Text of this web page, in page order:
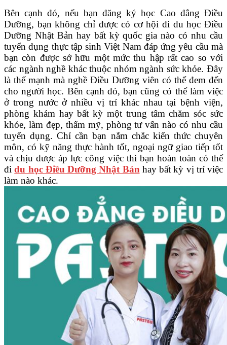
Bên cạnh đó, nếu bạn đăng ký học Cao đẳng Điều
Dưỡng, bạn không chỉ được có cơ hội đi du học Điều
Dưỡng Nhật Bản hay bất kỳ quốc gia nào có nhu cầu
tuyển dụng thực tập sinh Việt Nam đáp ứng yêu cầu mà
bạn còn được sở hữu một mức thu hập rất cao so với
các ngành nghề khác thuộc nhóm ngành sức khỏe. Đây
là thế mạnh mà nghề Điều Dưỡng viên có thể đem đến
cho người học. Bên cạnh đó, bạn cũng có thể làm việc
ở trong nước ở nhiều vị trí khác nhau tại bệnh viện,
phòng khám hay bất kỳ một trung tâm chăm sóc sức
khỏe, làm đẹp, thẩm mỹ, phòng tư vấn nào có nhu cầu
tuyển dụng. Chỉ cần bạn nắm chắc kiến thức chuyên
môn, có kỹ năng thực hành tốt, ngoại ngữ giao tiếp tốt
và chịu được áp lực công việc thì bạn hoàn toàn có thể
đidu học Điều Dưỡng Nhật Bản hay bất kỳ vị trí việc
làm nào khác.